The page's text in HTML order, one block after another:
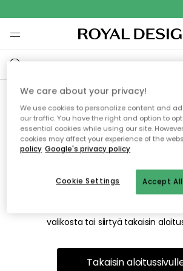
Emme
etsimääsi
Tämä voi johtua siitä, että sivua ei enää
on siirretty muualle. Pahoittelemme
valikosta tai siirtyä takaisin
Takaisin
We care about your privacy!
We use cookies to personalize content and
our traffic. You have the right and option to
essential cookies while using our site.
cookies may affect your experience of the
policy Google's privacy policy
Accept
Cookie Settings